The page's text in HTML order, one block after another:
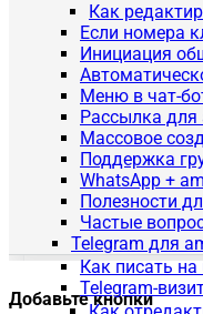
Как
Если номера
Инициация
Меню в чат-
Рассылка для
Массовое
Поддержка
WhatsApp +
Полезности
Частые
Telegram для
Как писать на
Telegram-
Добавьте кнопки